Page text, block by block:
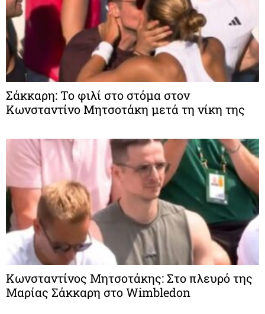
Σάκκαρη: Το φιλί στο στόμα στον
Κωνσταντίνο Μητσοτάκη μετά τη νίκη της
Κωνσταντίνος Μητσοτάκης: Στο πλευρό της
Μαρίας Σάκκαρη στο Wimbledon